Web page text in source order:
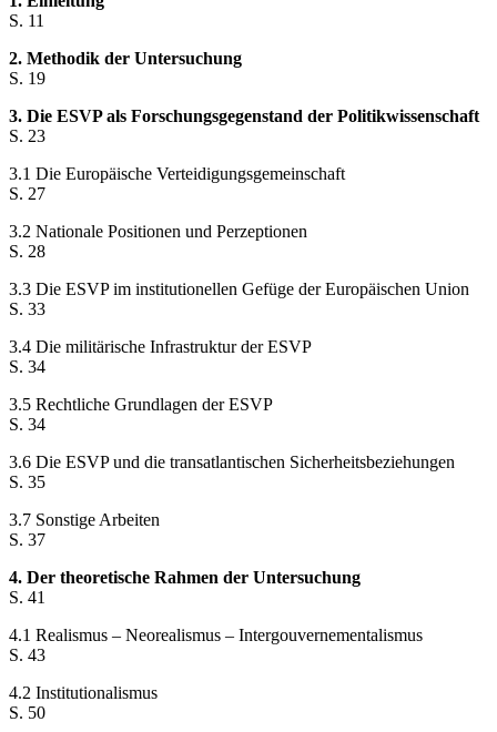
S. 11
2. Methodik der Untersuchung
S. 19
3. Die ESVP als Forschungsgegenstand der Politikwissenschaft
S. 23
3.1 Die Europäische Verteidigungsgemeinschaft
S. 27
3.2 Nationale Positionen und Perzeptionen
S. 28
3.3 Die ESVP im institutionellen Gefüge der Europäischen Union
S. 33
3.4 Die militärische Infrastruktur der ESVP
S. 34
3.5 Rechtliche Grundlagen der ESVP
S. 34
3.6 Die ESVP und die transatlantischen Sicherheitsbeziehungen
S. 35
3.7 Sonstige Arbeiten
S. 37
4. Der theoretische Rahmen der Untersuchung
S. 41
4.1 Realismus – Neorealismus – Intergouvernementalismus
S. 43
4.2 Institutionalismus
S. 50